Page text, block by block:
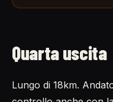
Quarta uscita
Lungo di 18km.